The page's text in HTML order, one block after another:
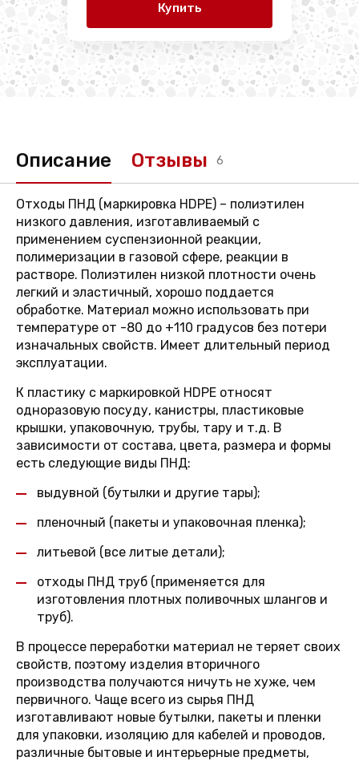
Купить
Описание Отзывы 6
Отходы ПНД (маркировка HDPE) – полиэтилен
низкого давления, изготавливаемый с
применением суспензионной реакции,
полимеризации в газовой сфере, реакции в
растворе. Полиэтилен низкой плотности очень
легкий и эластичный, хорошо поддается
обработке. Материал можно использовать при
температуре от -80 до +110 градусов без потери
изначальных свойств. Имеет длительный период
эксплуатации.
К пластику с маркировкой HDPE относят
одноразовую посуду, канистры, пластиковые
крышки, упаковочную, трубы, тару и т.д. В
зависимости от состава, цвета, размера и формы
есть следующие виды ПНД:
выдувной (бутылки и другие тары);
пленочный (пакеты и упаковочная пленка);
литьевой (все литые детали);
отходы ПНД труб (применяется для
изготовления плотных поливочных шлангов и
труб).
В процессе переработки материал не теряет своих
свойств, поэтому изделия вторичного
производства получаются ничуть не хуже, чем
первичного. Чаще всего из сырья ПНД
изготавливают новые бутылки, пакеты и пленки
для упаковки, изоляцию для кабелей и проводов,
различные бытовые и интерьерные предметы,